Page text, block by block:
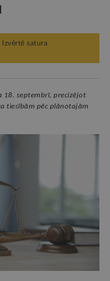
Izvērtē satura
18. septembrī, precizējot
tiesībām pēc plānotajām